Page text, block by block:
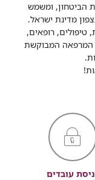
וכוחות הביטחון, ומשמש
טיפולים, רופאים,
המרפאה המבוקשת
עובדים